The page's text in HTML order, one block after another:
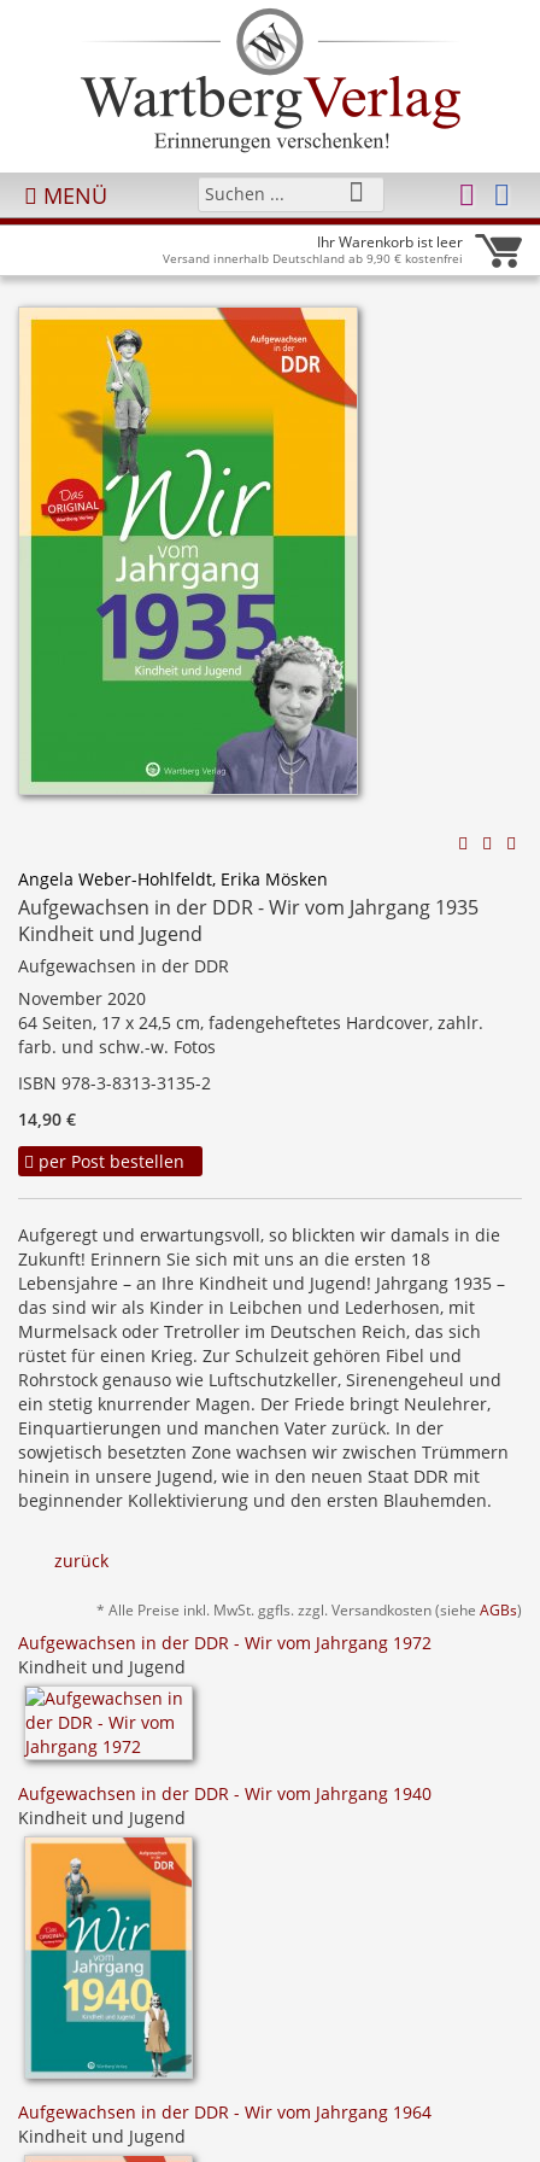
MENÜ
Ihr Warenkorb ist leer
Versand innerhalb Deutschland ab 9,90 € kostenfrei
Angela Weber-Hohlfeldt, Erika Mösken
Aufgewachsen in der DDR - Wir vom Jahrgang 1935
Kindheit und Jugend
Aufgewachsen in der DDR
November 2020
64 Seiten, 17 x 24,5 cm, fadengeheftetes Hardcover, zahlr.
farb. und schw.-w. Fotos
ISBN 978-3-8313-3135-2
14,90 €
per Post bestellen
Aufgeregt und erwartungsvoll, so blickten wir damals in die
Zukunft! Erinnern Sie sich mit uns an die ersten 18
Lebensjahre – an Ihre Kindheit und Jugend! Jahrgang 1935 –
das sind wir als Kinder in Leibchen und Lederhosen, mit
Murmelsack oder Tretroller im Deutschen Reich, das sich
rüstet für einen Krieg. Zur Schulzeit gehören Fibel und
Rohrstock genauso wie Luftschutzkeller, Sirenengeheul und
ein stetig knurrender Magen. Der Friede bringt Neulehrer,
Einquartierungen und manchen Vater zurück. In der
sowjetisch besetzten Zone wachsen wir zwischen Trümmern
hinein in unsere Jugend, wie in den neuen Staat DDR mit
beginnender Kollektivierung und den ersten Blauhemden.
zurück
* Alle Preise inkl. MwSt. ggfls. zzgl. Versandkosten (siehe AGBs)
Aufgewachsen in der DDR - Wir vom Jahrgang 1972
Kindheit und Jugend
Aufgewachsen in der DDR - Wir vom Jahrgang 1940
Kindheit und Jugend
Aufgewachsen in der DDR - Wir vom Jahrgang 1964
Kindheit und Jugend